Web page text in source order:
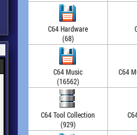
C64 Hardware
(68)
C64 Music
(16562)
C64
C64 Tool Collection
(929)